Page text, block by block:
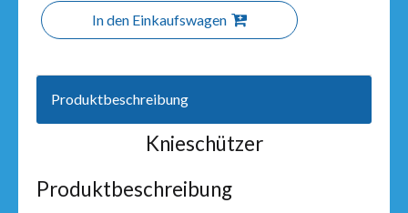
In den Einkaufswagen
Produktbeschreibung
Knieschützer
Produktbeschreibung